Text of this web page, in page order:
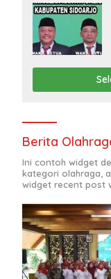
Berita
Ini contoh widget
kategori olahraga,
widget recent post